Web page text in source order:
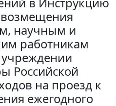
научным и
работникам
Российской
на проезд к
ежегодного